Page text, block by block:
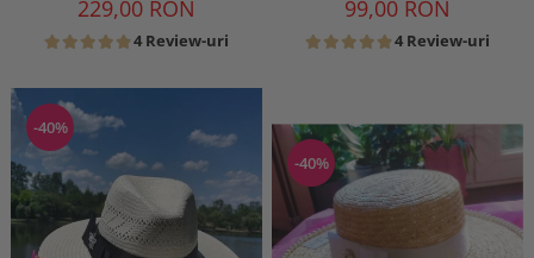
229,00 RON
4 Review-uri
99,00 RON
4 Review-uri
-40%
-40%